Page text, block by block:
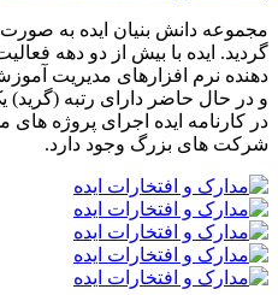
با بیش از دو دهه فعالیت مستمر و
افزارهای مدیریت آموزش و
دارای رتبه (گرید) یک
ایده اجرای پروژه های موفق در
بزرگ وجود دارد.